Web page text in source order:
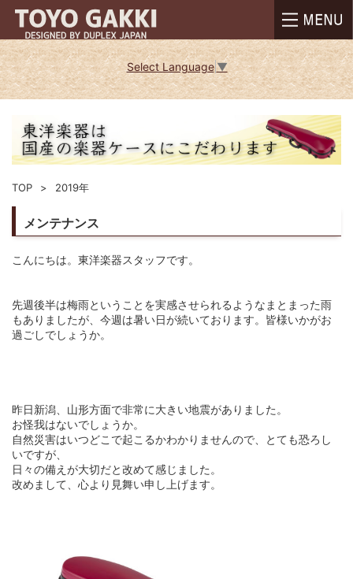
Select Language ▼
TOP 2019年
メンテナンス
こんにちは。東洋楽器スタッフです。
先週後半は梅雨ということを実感させられるようなまとまった雨
もありましたが、今週は暑い日が続いております。皆様いかがお
過ごしでしょうか。
昨日新潟、山形方面で非常に大きい地震がありました。
お怪我はないでしょうか。
自然災害はいつどこで起こるかわかりませんので、とても恐ろし
いですが、
日々の備えが大切だと改めて感じました。
改めまして、心より見舞い申し上げます。